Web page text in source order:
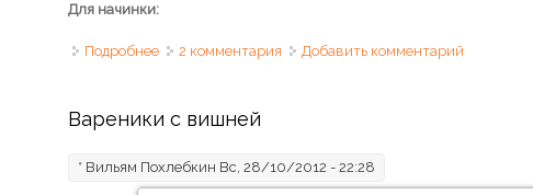
Для начинки:
Подробнее о Вареники с капустой
2 комментария Добавить комментарий
Вареники с вишней
* Вильям Похлебкин Вс, 28/10/2012 - 22:28